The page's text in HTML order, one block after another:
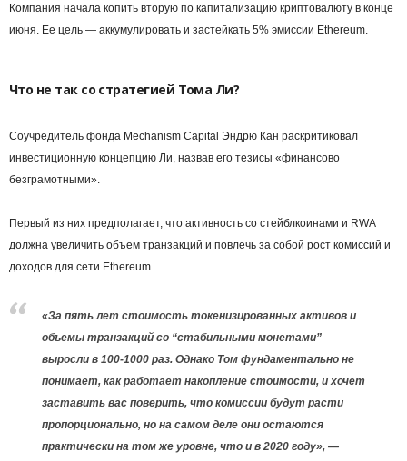
Компания начала копить вторую по капитализацию криптовалюту в конце
июня. Ее цель — аккумулировать и застейкать 5% эмиссии Ethereum.
Что не так со стратегией Тома Ли?
Соучредитель фонда Mechanism Capital Эндрю Кан раскритиковал
инвестиционную концепцию Ли, назвав его тезисы «финансово
безграмотными».
Первый из них предполагает, что активность со стейблкоинами и RWA
должна увеличить объем транзакций и повлечь за собой рост комиссий и
доходов для сети Ethereum.
«За пять лет стоимость токенизированных активов и
объемы транзакций со “стабильными монетами”
выросли в 100-1000 раз. Однако Том фундаментально не
понимает, как работает накопление стоимости, и хочет
заставить вас поверить, что комиссии будут расти
пропорционально, но на самом деле они остаются
практически на том же уровне, что и в 2020 году», —